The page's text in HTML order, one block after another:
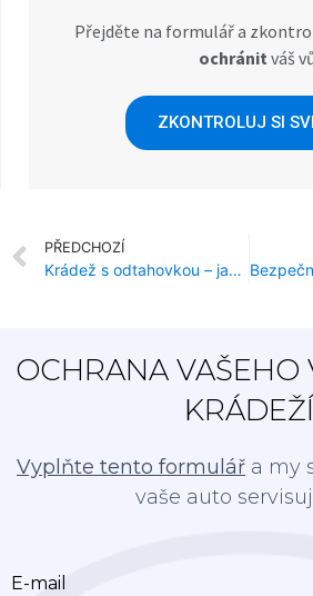
Přejděte na formulář a
ochránit váš
ZKONTROLUJ SI
PŘEDCHOZÍ
Krádež s odtahovkou – jak se to dělá a jak se chránit?
OCHRANA VAŠEHO
KRÁDEŽÍ
Vyplňte tento formulář a my
vaše auto
E-mail